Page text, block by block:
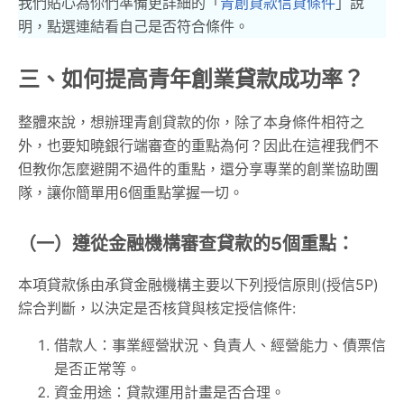
明，點選連結看自己是否符合條件。
三、如何提高青年創業貸款成功率？
整體來說，想辦理青創貸款的你，除了本身條件相符之
外，也要知曉銀行端審查的重點為何？因此在這裡我們不
但教你怎麼避開不過件的重點，還分享專業的創業協助團
隊，讓你簡單用6個重點掌握一切。
（一）遵從金融機構審查貸款的5個重點：
本項貸款係由承貸金融機構主要以下列授信原則(授信5P)
綜合判斷，以決定是否核貸與核定授信條件:
借款人：事業經營狀況、負責人、經營能力、債票信
是否正常等。
資金用途：貸款運用計畫是否合理。